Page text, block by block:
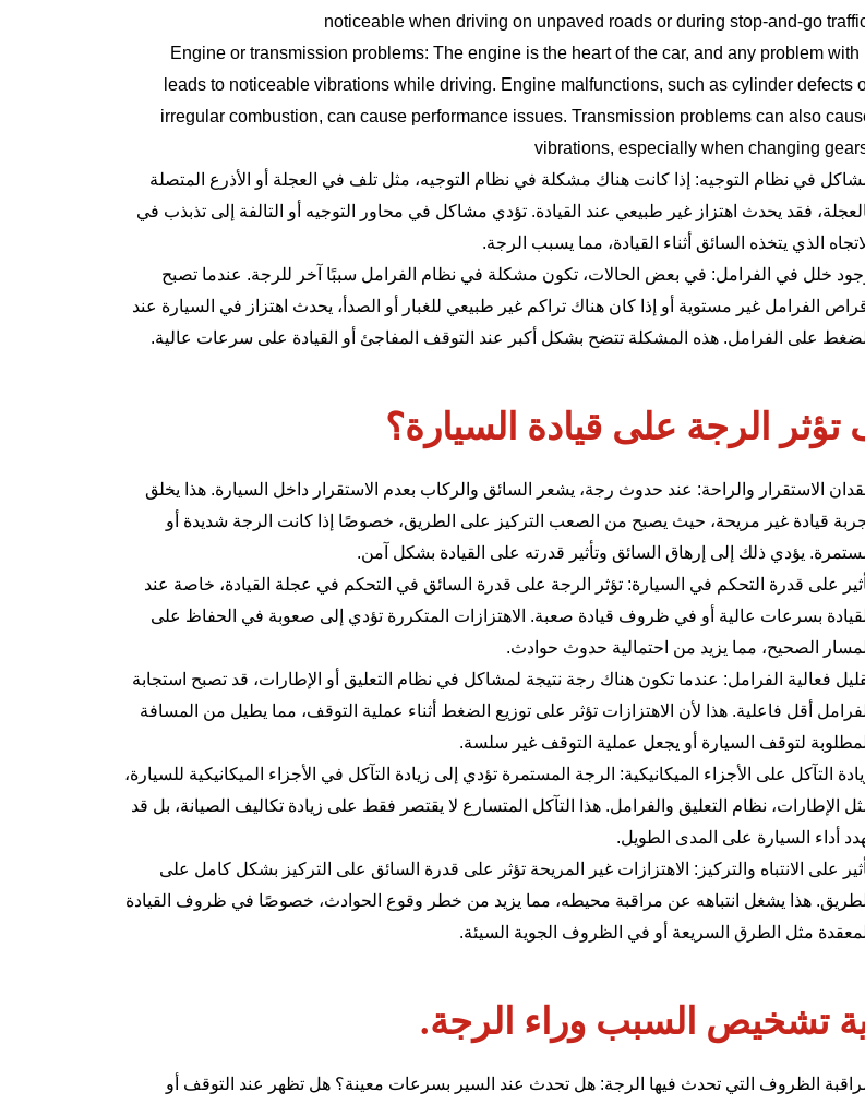
noticeable when driving on unpaved roads or during stop-and-go
Engine or transmission problems: The engine is the heart of the car, and any problem with
leads to noticeable vibrations while driving. Engine malfunctions, such as cylinder defects
irregular combustion, can cause performance issues. Transmission problems can also
vibrations, especially when changing
في نظام التوجيه: إذا كانت هناك مشكلة في نظام التوجيه، مثل تلف في العجلة أو الأذرع المتصلة
فقد يحدث اهتزاز غير طبيعي عند القيادة. تؤدي مشاكل في محاور التوجيه أو التالفة إلى تذبذب في
الذي يتخذه السائق أثناء القيادة، مما يسبب الرجة.
خلل في الفرامل: في بعض الحالات، تكون مشكلة في نظام الفرامل سببًا آخر للرجة. عندما تصبح
الفرامل غير مستوية أو إذا كان هناك تراكم غير طبيعي للغبار أو الصدأ، يحدث اهتزاز في السيارة عند
على الفرامل. هذه المشكلة تتضح بشكل أكبر عند التوقف المفاجئ أو القيادة على سرعات عالية.
تؤثر الرجة على قيادة السيارة؟
الاستقرار والراحة: عند حدوث رجة، يشعر السائق والركاب بعدم الاستقرار داخل السيارة. هذا يخلق
قيادة غير مريحة، حيث يصبح من الصعب التركيز على الطريق، خصوصًا إذا كانت الرجة شديدة أو
يؤدي ذلك إلى إرهاق السائق وتأثير قدرته على القيادة بشكل آمن.
على قدرة التحكم في السيارة: تؤثر الرجة على قدرة السائق في التحكم في عجلة القيادة، خاصة عند
بسرعات عالية أو في ظروف قيادة صعبة. الاهتزازات المتكررة تؤدي إلى صعوبة في الحفاظ على
الصحيح، مما يزيد من احتمالية حدوث حوادث.
فعالية الفرامل: عندما تكون هناك رجة نتيجة لمشاكل في نظام التعليق أو الإطارات، قد تصبح استجابة
أقل فاعلية. هذا لأن الاهتزازات تؤثر على توزيع الضغط أثناء عملية التوقف، مما يطيل من المسافة
لتوقف السيارة أو يجعل عملية التوقف غير سلسة.
التآكل على الأجزاء الميكانيكية: الرجة المستمرة تؤدي إلى زيادة التآكل في الأجزاء الميكانيكية للسيارة،
الإطارات، نظام التعليق والفرامل. هذا التآكل المتسارع لا يقتصر فقط على زيادة تكاليف الصيانة، بل قد
أداء السيارة على المدى الطويل.
على الانتباه والتركيز: الاهتزازات غير المريحة تؤثر على قدرة السائق على التركيز بشكل كامل على
هذا يشغل انتباهه عن مراقبة محيطه، مما يزيد من خطر وقوع الحوادث، خصوصًا في ظروف القيادة
مثل الطرق السريعة أو في الظروف الجوية السيئة.
تشخيص السبب وراء الرجة.
الظروف التي تحدث فيها الرجة: هل تحدث عند السير بسرعات معينة؟ هل تظهر عند التوقف أو